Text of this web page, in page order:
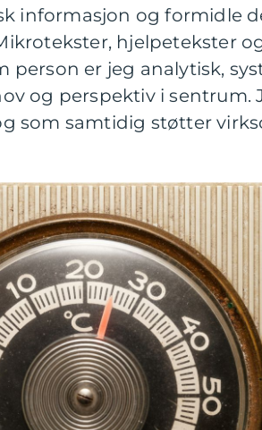
informasjon og formidle
hjelpetekster
person er jeg analytisk,
og perspektiv i sentrum.
som samtidig støtter